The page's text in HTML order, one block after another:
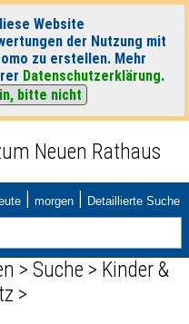
Website
der Nutzung mit
zu erstellen. Mehr
Datenschutzerklärung.
bitte nicht
| morgen | Detaillierte Suche
> Suche > Kinder &
>